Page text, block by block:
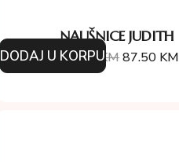
NAUŠNICE JUDITH
125.00KM87.50 KM
DODAJ U KORPU